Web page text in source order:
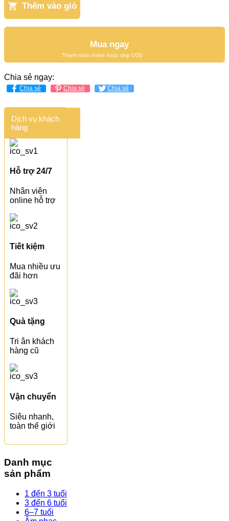
Thêm vào giỏ
Mua ngay
Chia sẻ ngay:
Chia sẻ Chia sẻ Chia sẻ
Dịch vụ khách
hàng
Hỗ trợ 24/7
Nhân viên
online hỗ trợ
Tiết kiệm
Mua nhiều ưu
đãi hơn
Quà tặng
Tri ân khách
hàng cũ
Vận chuyển
Siêu nhanh,
toàn thế giới
Danh mục
sản phẩm
1 đến 3 tuổi
3 đến 6 tuổi
6–7 tuổi